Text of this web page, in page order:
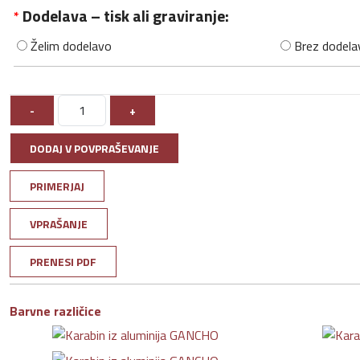
* Dodelava – tisk ali graviranje:
Želim dodelavo Brez
- +
DODAJ V POVPRAŠEVANJE
PRIMERJAJ
VPRAŠANJE
PRENESI PDF
Barvne različice